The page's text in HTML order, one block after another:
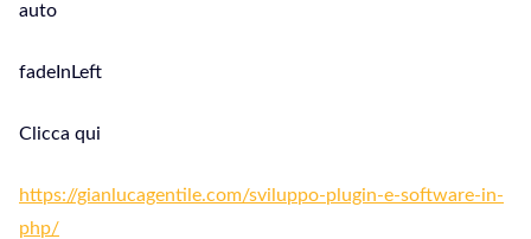
auto
fadeInLeft
Clicca qui
https://gianlucagentile.com/sviluppo-plugin-e-software-in-
php/